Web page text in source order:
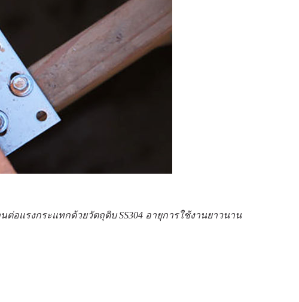
ต่อแรงกระแทกด้วยวัตถุดิบ SS304 อายุการใช้งานยาวนาน